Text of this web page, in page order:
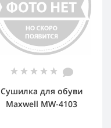
Сушилка для обуви
Maxwell MW-4103